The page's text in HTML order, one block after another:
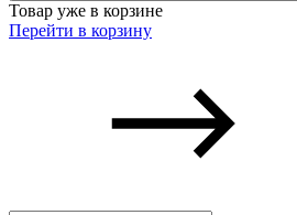
Товар уже в корзине
Перейти в корзину